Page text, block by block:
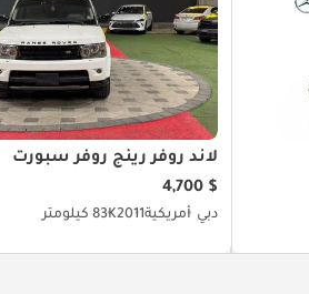
لاند روفر رينج روفر سبورت
$ 4,700
دبي أمريكية201183K كيلومتر